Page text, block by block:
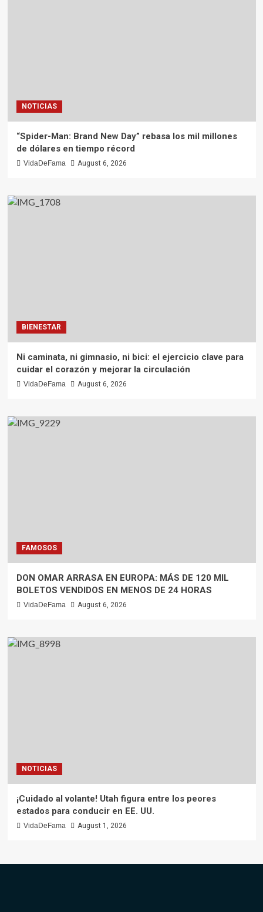
NOTICIAS
“Spider-Man: Brand New Day” rebasa los mil millones
de dólares en tiempo récord
VidaDeFama August 6, 2026
BIENESTAR
Ni caminata, ni gimnasio, ni bici: el ejercicio clave para
cuidar el corazón y mejorar la circulación
VidaDeFama August 6, 2026
FAMOSOS
DON OMAR ARRASA EN EUROPA: MÁS DE 120 MIL
BOLETOS VENDIDOS EN MENOS DE 24 HORAS
VidaDeFama August 6, 2026
NOTICIAS
¡Cuidado al volante! Utah figura entre los peores
estados para conducir en EE. UU.
VidaDeFama August 1, 2026